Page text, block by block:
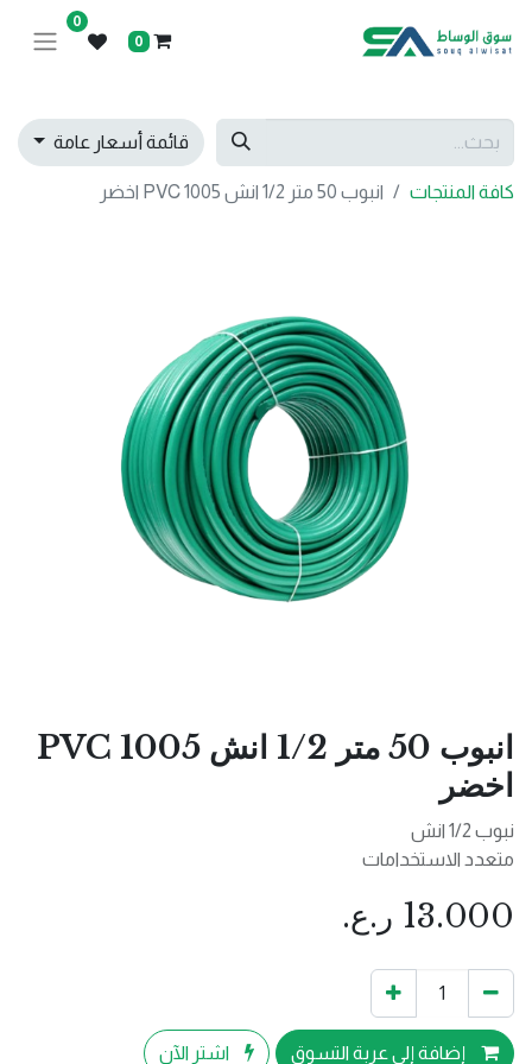
0
0
قائمة أسعار عامة
كافة المنتجات انبوب 50 متر 1/2 انش 1005 PVC اخضر
انبوب 50 متر 1/2 انش 1005 PVC
اخضر
نبوب 1/2 انش
متعدد الاستخدامات
13.000 ر.ع.
إضافة إلى عربة التسوق اشترِ الآن